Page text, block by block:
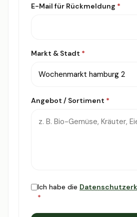
E-Mail für Rückmeldung *
Markt & Stadt *
Angebot / Sortiment *
Ich habe die
*